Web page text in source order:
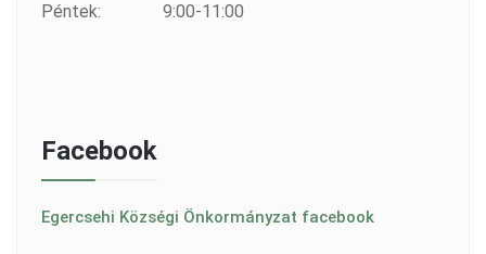
Péntek:
9:00-11:00
Facebook
Egercsehi Községi Önkormányzat facebook